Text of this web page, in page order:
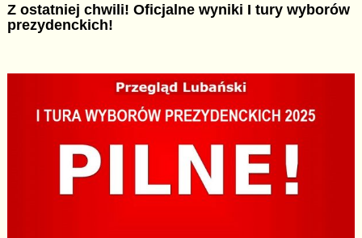
Z ostatniej chwili! Oficjalne wyniki I tury wyborów
prezydenckich!